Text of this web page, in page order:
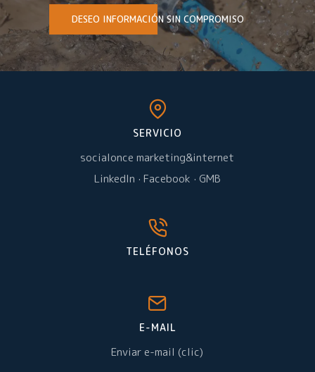
DESEO INFORMACIÓN SIN COMPROMISO
SERVICIO
socialonce marketing&internet
LinkedIn · Facebook · GMB
TELÉFONOS
E-MAIL
Enviar e-mail (clic)